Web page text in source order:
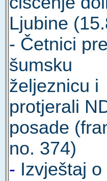
Ljubine
- Četnici
šumsku
željeznicu i
protjerali
posade
no. 374)
- Izvještaj o